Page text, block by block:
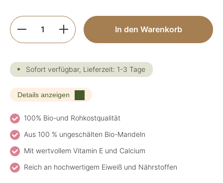
Produkt Anzahl: Gib den gewünschten
In den Warenkorb
Sofort verfügbar, Lieferzeit: 1-3 Tage
Details anzeigen
100% Bio-und Rohkostqualität
Aus 100 % ungeschälten Bio-Mandeln
Mit wertvollem Vitamin E und Calcium
Reich an hochwertigem Eiweiß und Nährstoffen